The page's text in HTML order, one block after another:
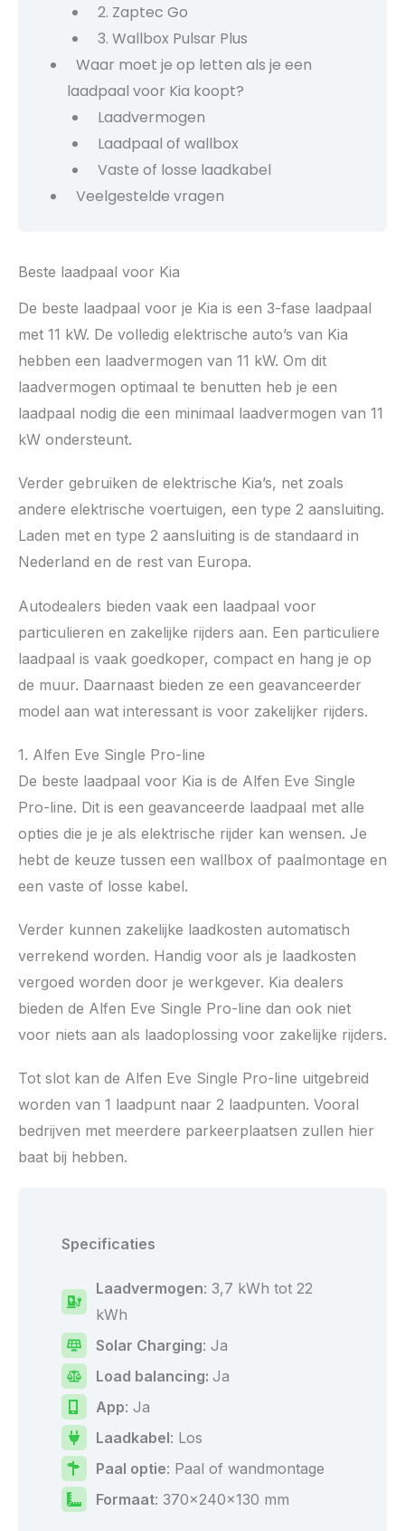
2. Zaptec Go
3. Wallbox Pulsar Plus
Waar moet je op letten als je een
laadpaal voor Kia koopt?
Laadvermogen
Laadpaal of wallbox
Vaste of losse laadkabel
Veelgestelde vragen
Beste laadpaal voor Kia
De beste laadpaal voor je Kia is een 3-fase laadpaal
met 11 kW. De volledig elektrische auto’s van Kia
hebben een laadvermogen van 11 kW. Om dit
laadvermogen optimaal te benutten heb je een
laadpaal nodig die een minimaal laadvermogen van 11
kW ondersteunt.
Verder gebruiken de elektrische Kia’s, net zoals
andere elektrische voertuigen, een type 2 aansluiting.
Laden met en type 2 aansluiting is de standaard in
Nederland en de rest van Europa.
Autodealers bieden vaak een laadpaal voor
particulieren en zakelijke rijders aan. Een particuliere
laadpaal is vaak goedkoper, compact en hang je op
de muur. Daarnaast bieden ze een geavanceerder
model aan wat interessant is voor zakelijker rijders.
1. Alfen Eve Single Pro-line
De beste laadpaal voor Kia is de Alfen Eve Single
Pro-line. Dit is een geavanceerde laadpaal met alle
opties die je je als elektrische rijder kan wensen. Je
hebt de keuze tussen een wallbox of paalmontage en
een vaste of losse kabel.
Verder kunnen zakelijke laadkosten automatisch
verrekend worden. Handig voor als je laadkosten
vergoed worden door je werkgever. Kia dealers
bieden de Alfen Eve Single Pro-line dan ook niet
voor niets aan als laadoplossing voor zakelijke rijders.
Tot slot kan de Alfen Eve Single Pro-line uitgebreid
worden van 1 laadpunt naar 2 laadpunten. Vooral
bedrijven met meerdere parkeerplaatsen zullen hier
baat bij hebben.
Specificaties
Laadvermogen: 3,7 kWh tot 22
kWh
Solar Charging: Ja
Load balancing: Ja
App: Ja
Laadkabel: Los
Paal optie: Paal of wandmontage
Formaat: 370x240x130 mm